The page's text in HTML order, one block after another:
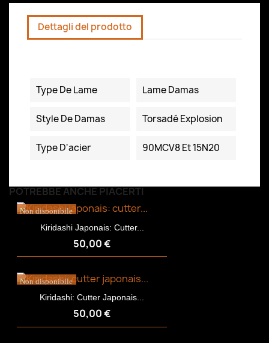
Dettagli del prodotto
Type De Lame
Lame Damas
Style De Damas Torsadé Explosion
Type D'acier 90MCV8 Et 15N20
POTREBBE ANCHE PIACERTI
Kiridashi Japonais: Cutter...
50,00 €
Non disponibile
Kiridashi: Cutter Japonais...
50,00 €
Non disponibile